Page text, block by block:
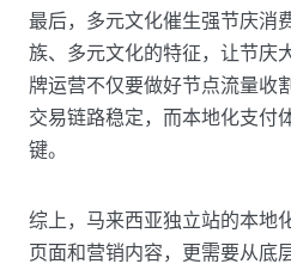
最后，多元文化催生强节庆消
族、多元文化的特征，让节庆
牌运营不仅要做好节点流量收
交易链路稳定，而本地化支付
键。
综上，马来西亚独立站的本地
页面和营销内容，更需要从底